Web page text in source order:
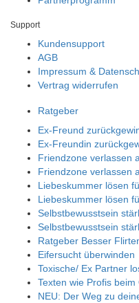
Support
Kundensupport
AGB
Impressum &
Vertrag widerrufen
Ratgeber
Ex-Freund
Ex-Freundin
Friendzone verlassen
Friendzone verlassen
Liebeskummer lösen
Liebeskummer lösen
Selbstbewusstsein
Selbstbewusstsein
Ratgeber Besser
Eifersucht überwinden
Toxische/ Ex Partner
Texten wie Profis beim
NEU: Der Weg zu